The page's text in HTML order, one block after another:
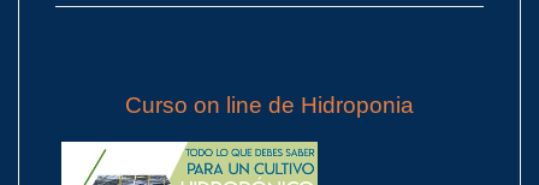
Curso on line de Hidroponia